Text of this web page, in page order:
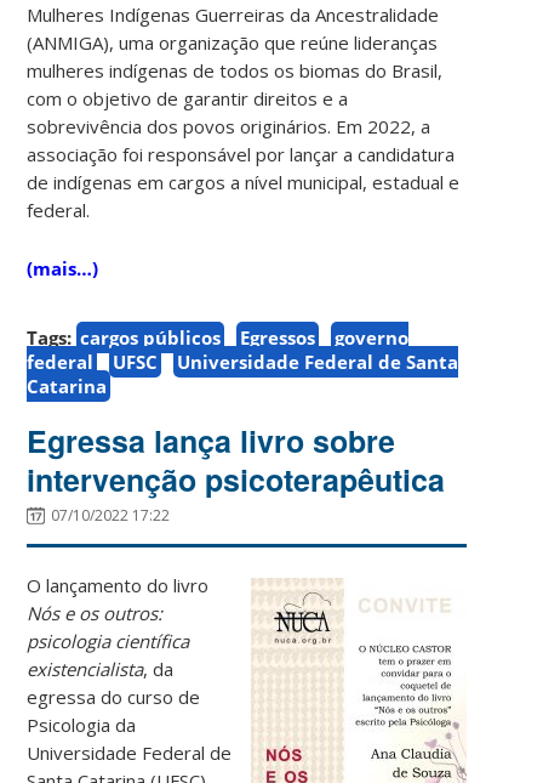
Mulheres Indígenas Guerreiras da Ancestralidade
(ANMIGA), uma organização que reúne lideranças
mulheres indígenas de todos os biomas do Brasil,
com o objetivo de garantir direitos e a
sobrevivência dos povos originários. Em 2022, a
associação foi responsável por lançar a candidatura
de indígenas em cargos a nível municipal, estadual e
federal.
(mais…)
Tags: cargos públicos Egressos
governo
federal
UFSC
Universidade Federal de Santa
Catarina
Egressa lança livro sobre
intervenção psicoterapêutica
07/10/2022 17:22
O lançamento do livro
Nós e os outros:
psicologia científica
existencialista, da
egressa do curso de
Psicologia da
Universidade Federal de